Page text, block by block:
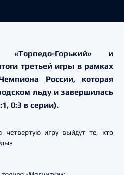
Горький» и
третьей игры в рамках
России, которая
льду и завершилась
0:3 в серии).